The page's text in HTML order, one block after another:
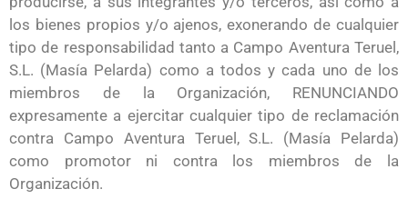
los bienes propios y/o ajenos, exonerando de cualquier
tipo de responsabilidad tanto a Campo Aventura Teruel,
S.L. (Masía Pelarda) como a todos y cada uno de los
miembros de la Organización, RENUNCIANDO
expresamente a ejercitar cualquier tipo de reclamación
contra Campo Aventura Teruel, S.L. (Masía Pelarda)
como promotor ni contra los miembros de la
Organización.